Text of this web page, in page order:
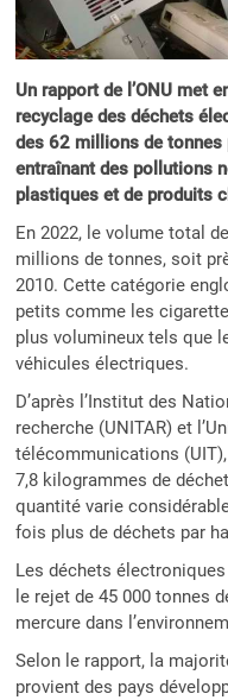
Un rapport de l’ONU met
recyclage des déchets
des 62 millions de
entraînant des pollutions
plastiques et de produits
En 2022, le volume total
millions de tonnes, soit
2010. Cette catégorie
petits comme les
plus volumineux tels que
véhicules électriques.
D’après l’Institut des
recherche (UNITAR) et
télécommunications
7,8 kilogrammes de
quantité varie
fois plus de déchets par
Les déchets
le rejet de 45 000 tonnes
mercure dans
Selon le rapport, la
provient des pays